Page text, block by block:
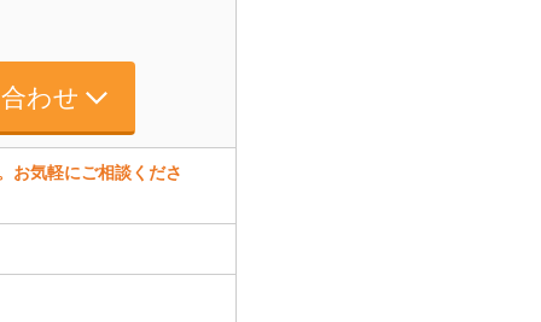
わせ
お気軽にご相談くださ